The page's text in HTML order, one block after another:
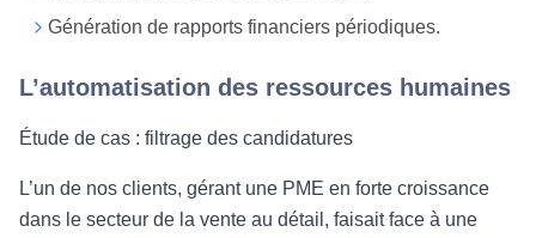
Génération de rapports financiers périodiques.
L’automatisation des ressources humaines
Étude de cas : filtrage des candidatures
L’un de nos clients, gérant une PME en forte croissance
dans le secteur de la vente au détail, faisait face à une